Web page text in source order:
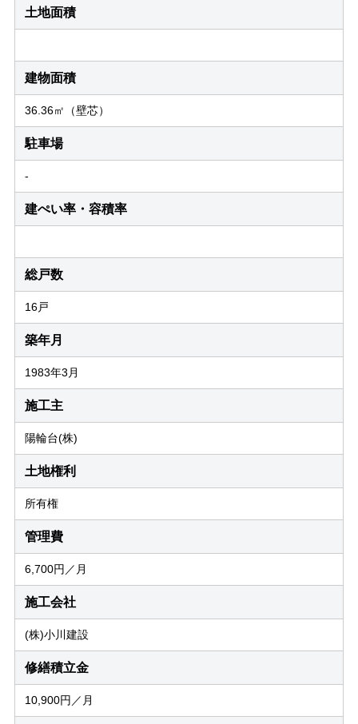
土地面積
建物面積
36.36㎡（壁芯）
駐車場
-
建ぺい率・容積率
総戸数
16戸
築年月
1983年3月
施工主
陽輪台(株)
土地権利
所有権
管理費
6,700円／月
施工会社
(株)小川建設
修繕積立金
10,900円／月